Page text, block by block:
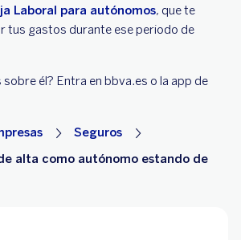
Laboral para autónomos, que te
tus gastos durante ese periodo de
él? Entra en bbva.es o la app de
Seguros
alta como autónomo estando de